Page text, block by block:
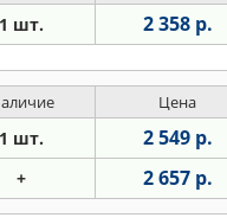
1 шт. 2 358 р.
Цена
1 шт. 2 549 р.
+ 2 657 р.